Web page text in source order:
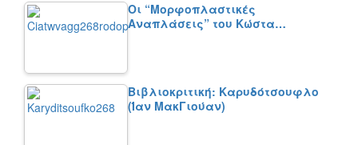
Οι “Μορφοπλαστικές
Αναπλάσεις” του Κώστα…
Βιβλιοκριτική: Καρυδότσουφλο
(Ίαν ΜακΓιούαν)